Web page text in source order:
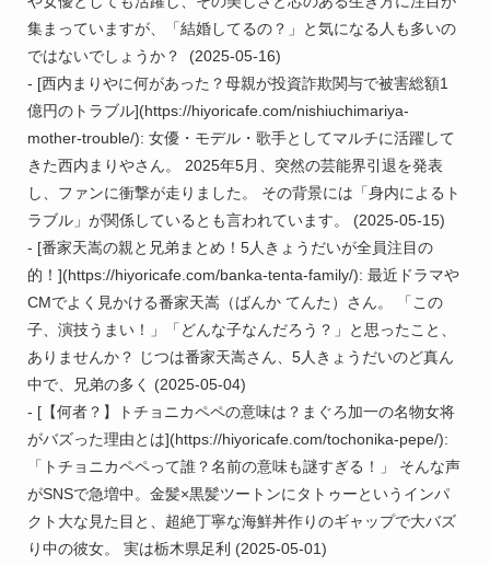
集まっていますが、「結婚してるの？」と気になる人も多いの
ではないでしょうか？  (2025-05-16)
- [西内まりやに何があった？母親が投資詐欺関与で被害総額1
億円のトラブル](https://hiyoricafe.com/nishiuchimariya-
mother-trouble/): 女優・モデル・歌手としてマルチに活躍して
きた西内まりやさん。 2025年5月、突然の芸能界引退を発表
し、ファンに衝撃が走りました。 その背景には「身内によるト
ラブル」が関係しているとも言われています。 (2025-05-15)
- [番家天嵩の親と兄弟まとめ！5人きょうだいが全員注目の
的！](https://hiyoricafe.com/banka-tenta-family/): 最近ドラマや
CMでよく見かける番家天嵩（ばんか てんた）さん。 「この
子、演技うまい！」「どんな子なんだろう？」と思ったこと、
ありませんか？ じつは番家天嵩さん、5人きょうだいのど真ん
中で、兄弟の多く (2025-05-04)
- [【何者？】トチョニカペペの意味は？まぐろ加一の名物女将
がバズった理由とは](https://hiyoricafe.com/tochonika-pepe/):
「トチョニカペペって誰？名前の意味も謎すぎる！」 そんな声
がSNSで急増中。金髪×黒髪ツートンにタトゥーというインパ
クト大な見た目と、超絶丁寧な海鮮丼作りのギャップで大バズ
り中の彼女。 実は栃木県足利 (2025-05-01)